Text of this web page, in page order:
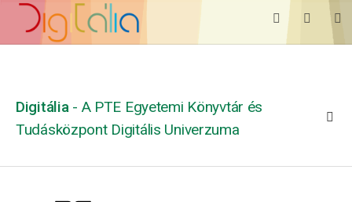
Digitália - A PTE Egyetemi Könyvtár és
Tudásközpont Digitális Univerzuma